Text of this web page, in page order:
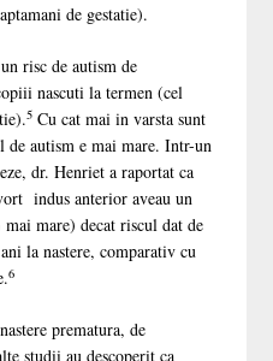
de gestatie).
risc de autism de
nascuti la termen (cel
5 Cu cat mai in varsta sunt
de autism e mai mare. Intr-un
dr. Henriet a raportat ca
indus anterior aveau un
mare) decat riscul dat de
la nastere, comparativ cu
6
prematura, de
studii au descoperit ca